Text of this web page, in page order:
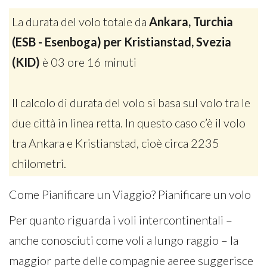
La durata del volo totale da Ankara, Turchia
(ESB - Esenboga) per Kristianstad, Svezia
(KID) è 03 ore 16 minuti
Il calcolo di durata del volo si basa sul volo tra le
due città in linea retta. In questo caso c’è il volo
tra Ankara e Kristianstad, cioè circa 2235
chilometri.
Come Pianificare un Viaggio? Pianificare un volo
Per quanto riguarda i voli intercontinentali –
anche conosciuti come voli a lungo raggio – la
maggior parte delle compagnie aeree suggerisce